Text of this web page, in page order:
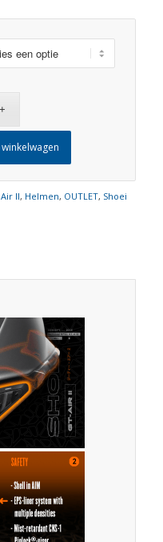
II, Helmen, OUTLET, Shoei